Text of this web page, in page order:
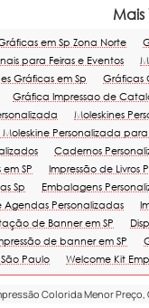
Mais
em Sp Zona Norte
para Feiras e Eventos
Gráficas em Sp Gráficas
Gráfica Impressao de
Moleskines
Personalizada para
Cadernos
SP Impressão de Livros
Sp Embalagens
Agendas Personalizadas
de Banner em SP
de banner em SP
Paulo
Welcome Kit
Colorida Menor